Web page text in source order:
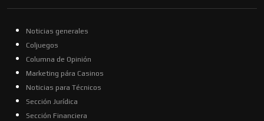
Noticias generales
Coljuegos
Columna de Opinión
Marketing pára Casinos
Noticias para Técnicos
Sección Jurídica
Sección Financiera